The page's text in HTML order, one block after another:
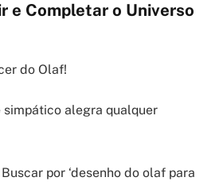
e Completar o Universo
do Olaf!
simpático alegra qualquer
Buscar por ‘desenho do olaf para